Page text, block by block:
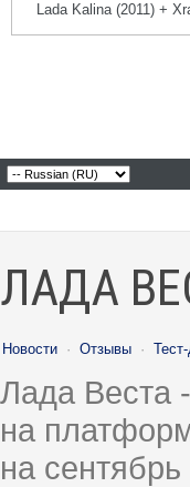
Lada Kalina (2011) +
ЛАДА
Новости · Отзывы ·
Лада Веста
на
на